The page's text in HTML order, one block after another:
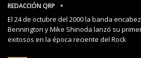
REDACCIÓN QRP
El 24 de octubre del 2000 la banda
Bennington y Mike Shinoda lanzó su
exitosos en la época reciente del Rock